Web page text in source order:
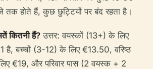
होते हैं, कुछ छुट्टियों पर बंद रहता है।
कितनी हैं? उत्तर: वयस्कों (13+) के लिए
है, बच्चों (3-12) के लिए €13.50, वरिष्ठ
€19, और परिवार पास (2 वयस्क + 2